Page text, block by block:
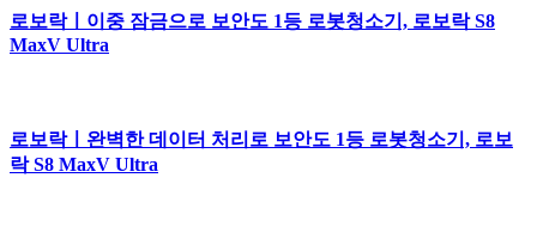
로보락ㅣ이중 잠금으로 보안도 1등 로봇청소기, 로보락 S8
MaxV Ultra
로보락ㅣ완벽한 데이터 처리로 보안도 1등 로봇청소기, 로보
락 S8 MaxV Ultra